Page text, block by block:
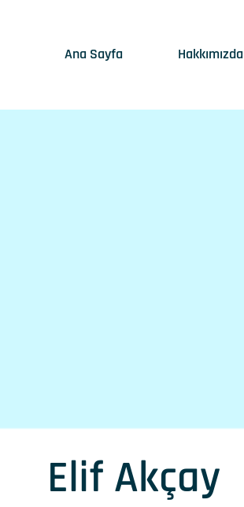
Ana Sayfa Hakkımızda
Elif Akçay